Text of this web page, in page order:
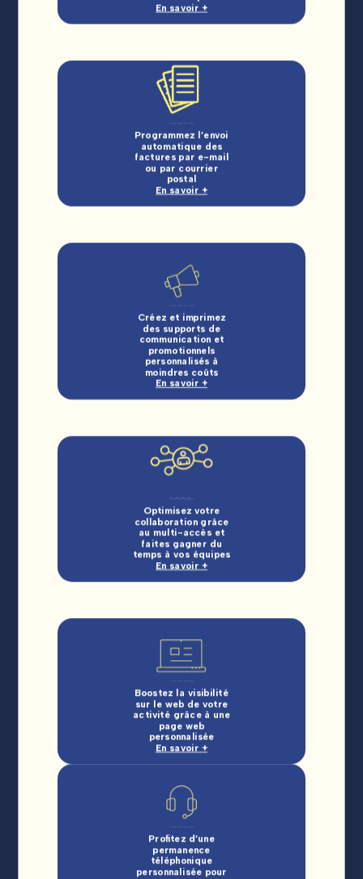
En savoir +
Programmez l’envoi
automatique des
factures par e-mail
ou par courrier
postal
En savoir +
Créez et imprimez
des supports de
communication et
promotionnels
personnalisés à
moindres coûts
En savoir +
Optimisez votre
collaboration grâce
au multi-accès et
faites gagner du
temps à vos équipes
En savoir +
Boostez la visibilité
sur le web de votre
activité grâce à une
page web
personnalisée
En savoir +
Profitez d’une
permanence
téléphonique
personnalisée pour